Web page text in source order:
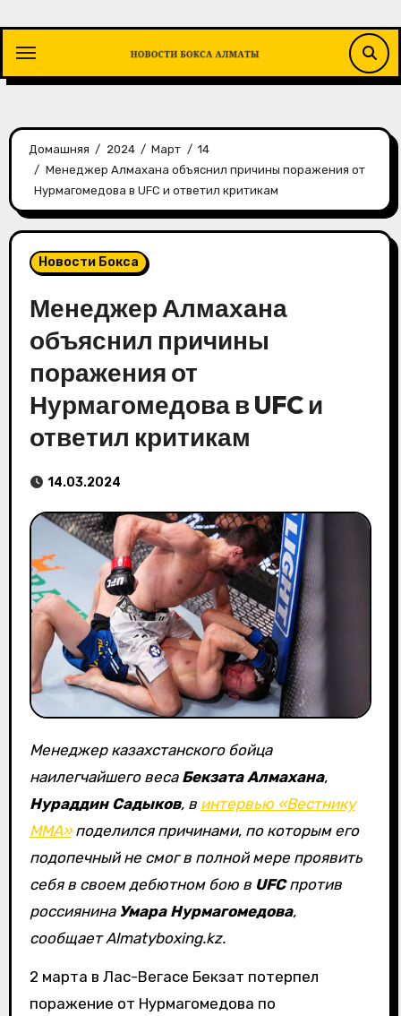
содержимому
Домашняя 2024 Март
14
Менеджер Алмахана объяснил причины поражения от
Нурмагомедова в UFC и ответил критикам
Новости Бокса
Менеджер Алмахана
объяснил причины
поражения от
Нурмагомедова в UFC и
ответил критикам
14.03.2024
Менеджер казахстанского бойца
наилегчайшего веса Бекзата Алмахана,
Нураддин Садыков, в интервью «Вестнику
ММА»поделился причинами, по которым его
подопечный не смог в полной мере проявить
себя в своем дебютном бою в UFCпротив
россиянина Умара Нурмагомедова,
сообщает Almatyboxing.kz.
2 марта в Лас-Вегасе Бекзат потерпел
поражение от Нурмагомедова по